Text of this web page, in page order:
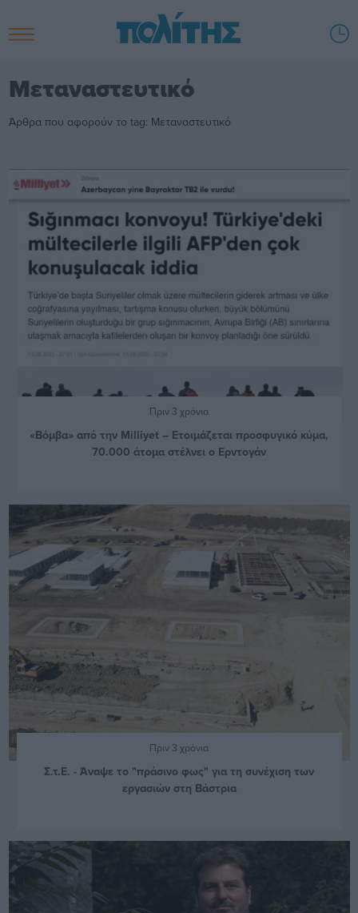
Μεταναστευτικό
Άρθρα που αφορούν το tag: Μεταναστευτικό
Πριν 3 χρόνια
«Βόμβα» από την Milliyet – Ετοιμάζεται προσφυγικό κύμα,
70.000 άτομα στέλνει ο Ερντογάν
Πριν 3 χρόνια
Σ.τ.Ε. - Άναψε το "πράσινο φως" για τη συνέχιση των
εργασιών στη Βάστρια